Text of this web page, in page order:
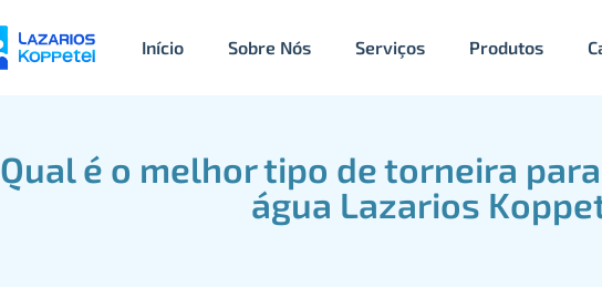
Início Sobre Nós Serviços Produtos
Qual é o melhor tipo de torneira
água Lazarios